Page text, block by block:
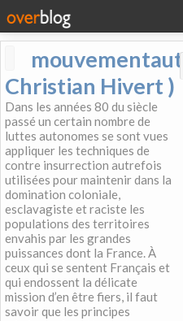
Christian Hivert )
Dans les années 80 du siècle
passé un certain nombre de
luttes autonomes se sont vues
appliquer les techniques de
contre insurrection autrefois
utilisées pour maintenir dans la
domination coloniale,
esclavagiste et raciste les
populations des territoires
envahis par les grandes
puissances dont la France. À
ceux qui se sentent Français et
qui endossent la délicate
mission d’en être fiers, il faut
savoir que les principes